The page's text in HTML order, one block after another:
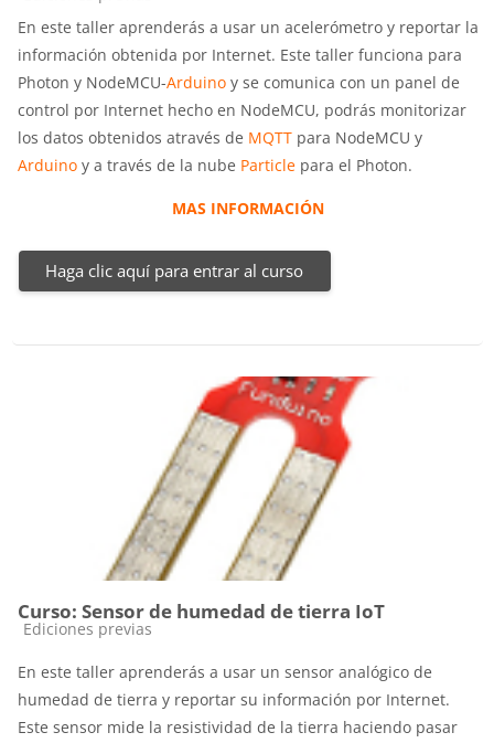
En este taller aprenderás a usar un acelerómetro y reportar la
información obtenida por Internet. Este taller funciona para
Photon y NodeMCU-Arduinoy se comunica con un panel de
control por Internet hecho en NodeMCU, podrás monitorizar
los datos obtenidos através de MQTTpara NodeMCU y
Arduinoy a través de la nube Particlepara el Photon.
MAS INFORMACIÓN
Haga clic aquí para entrar al curso
Curso: Sensor de humedad de tierra IoT
Categoría de cursos
Ediciones previas
En este taller aprenderás a usar un sensor analógico de
humedad de tierra y reportar su información por Internet.
Este sensor mide la resistividad de la tierra haciendo pasar